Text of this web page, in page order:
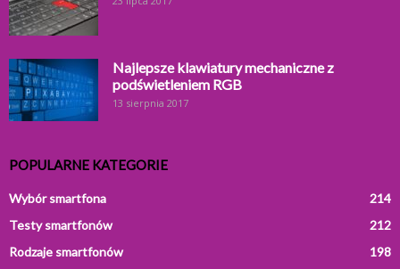
Najlepsze klawiatury mechaniczne z
podświetleniem RGB
13 sierpnia 2017
POPULARNE KATEGORIE
Wybór smartfona
214
Testy smartfonów
212
Rodzaje smartfonów
198